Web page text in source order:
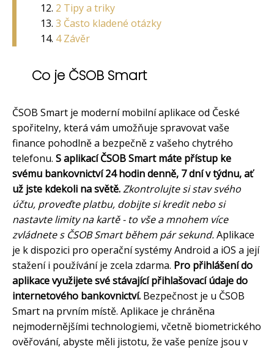
2 Tipy a triky
3 Často kladené otázky
4 Závěr
Co je ČSOB Smart
ČSOB Smart je moderní mobilní aplikace od České
spořitelny, která vám umožňuje spravovat vaše
finance pohodlně a bezpečně z vašeho chytrého
telefonu. S aplikací ČSOB Smart máte přístup ke
svému bankovnictví 24 hodin denně, 7 dní v týdnu, ať
už jste kdekoli na světě.Zkontrolujte si stav svého
účtu, proveďte platbu, dobijte si kredit nebo si
nastavte limity na kartě - to vše a mnohem více
zvládnete s ČSOB Smart během pár sekund.Aplikace
je k dispozici pro operační systémy Android a iOS a její
stažení i používání je zcela zdarma. Pro přihlášení do
aplikace využijete své stávající přihlašovací údaje do
internetového bankovnictví. Bezpečnost je u ČSOB
Smart na prvním místě. Aplikace je chráněna
nejmodernějšími technologiemi, včetně biometrického
ověřování, abyste měli jistotu, že vaše peníze jsou v